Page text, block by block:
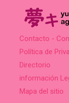
Contacto -
Política de
Directorio
información
Mapa del sitio